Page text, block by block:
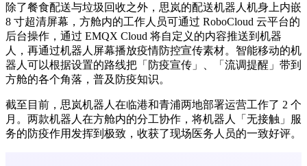
除了餐食配送与垃圾回收之外，思岚的配送机器人机身上内嵌
8 寸超清屏幕，方舱内的工作人员可通过 RoboCloud 云平台的
后台操作，通过 EMQX Cloud 将自定义的内容推送到机器
人，再通过机器人屏幕播放疫情防控宣传素材。智能移动的机
器人可以根据设置的路线把「防疫宣传」、「流调提醒」带到
方舱的各个角落，普及防疫知识。
截至目前，思岚机器人在临港和青浦两地部署运营工作了 2 个
月。两款机器人在方舱内的分工协作，将机器人「无接触」服
务的防疫作用发挥到极致，收获了现场医务人员的一致好评。